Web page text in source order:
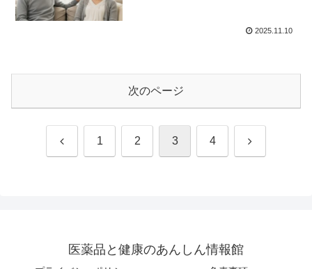
2025.11.10
次のページ
前 1 2 3 4 次
医薬品と健康のあんしん情報館